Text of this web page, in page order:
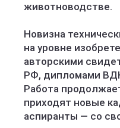
животноводстве.
Новизна
на уровне
авторскими
РФ, дипломами
Работа
приходят новые
аспиранты — со